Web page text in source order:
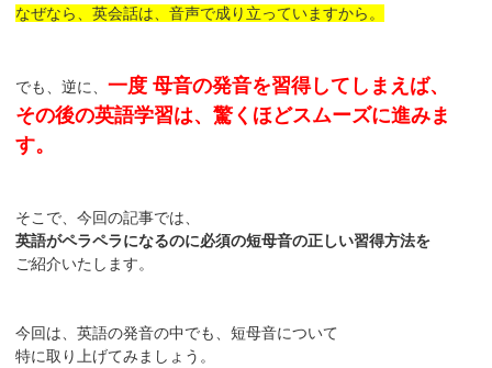
なぜなら、英会話は、音声で成り立っていますから。
でも、逆に、一度 母音の発音を習得してしまえば、
その後の英語学習は、驚くほどスムーズに進みま
す。
そこで、今回の記事では、
英語がペラペラになるのに必須の短母音の正しい習得方法を
ご紹介いたします。
今回は、英語の発音の中でも、短母音について
特に取り上げてみましょう。